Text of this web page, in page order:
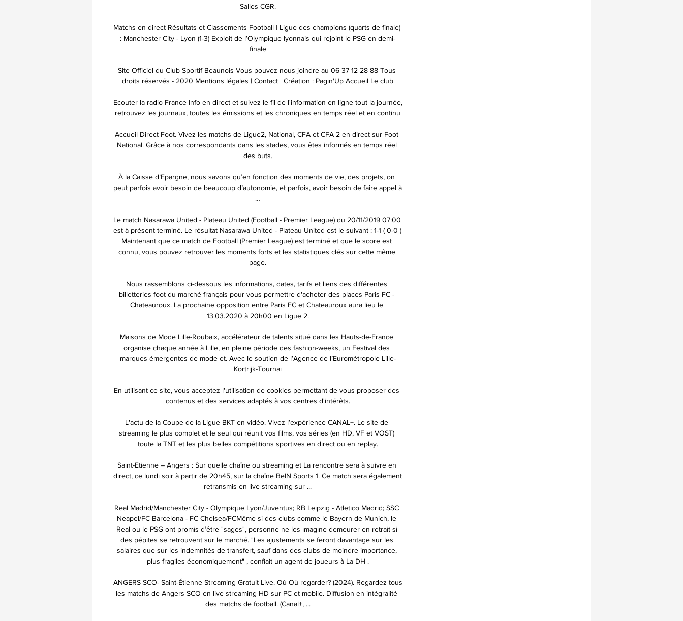
Salles CGR.
Matchs en direct Résultats et Classements Football | Ligue des champions (quarts de finale)
: Manchester City - Lyon (1-3) Exploit de l’Olympique lyonnais qui rejoint le PSG en demi-
finale
Site Officiel du Club Sportif Beaunois Vous pouvez nous joindre au 06 37 12 28 88 Tous
droits réservés - 2020 Mentions légales | Contact | Création : Pagin'Up Accueil Le club
Ecouter la radio France Info en direct et suivez le fil de l'information en ligne tout la journée,
retrouvez les journaux, toutes les émissions et les chroniques en temps réel et en continu
Accueil Direct Foot. Vivez les matchs de Ligue2, National, CFA et CFA 2 en direct sur Foot
National. Grâce à nos correspondants dans les stades, vous êtes informés en temps réel
des buts.
À la Caisse d’Epargne, nous savons qu’en fonction des moments de vie, des projets, on
peut parfois avoir besoin de beaucoup d’autonomie, et parfois, avoir besoin de faire appel à
…
Le match Nasarawa United - Plateau United (Football - Premier League) du 20/11/2019 07:00
est à présent terminé. Le résultat Nasarawa United - Plateau United est le suivant : 1-1 ( 0-0 )
Maintenant que ce match de Football (Premier League) est terminé et que le score est
connu, vous pouvez retrouver les moments forts et les statistiques clés sur cette même
page.
Nous rassemblons ci-dessous les informations, dates, tarifs et liens des différentes
billetteries foot du marché français pour vous permettre d'acheter des places Paris FC -
Chateauroux. La prochaine opposition entre Paris FC et Chateauroux aura lieu le
13.03.2020 à 20h00 en Ligue 2.
Maisons de Mode Lille-Roubaix, accélérateur de talents situé dans les Hauts-de-France
organise chaque année à Lille, en pleine période des fashion-weeks, un Festival des
marques émergentes de mode et. Avec le soutien de l’Agence de l’Eurométropole Lille-
Kortrijk-Tournai
En utilisant ce site, vous acceptez l'utilisation de cookies permettant de vous proposer des
contenus et des services adaptés à vos centres d'intérêts.
L'actu de la Coupe de la Ligue BKT en vidéo. Vivez l’expérience CANAL+. Le site de
streaming le plus complet et le seul qui réunit vos films, vos séries (en HD, VF et VOST)
toute la TNT et les plus belles compétitions sportives en direct ou en replay.
Saint-Etienne – Angers : Sur quelle chaîne ou streaming et La rencontre sera à suivre en
direct, ce lundi soir à partir de 20h45, sur la chaîne BeIN Sports 1. Ce match sera également
retransmis en live streaming sur ...
Real Madrid/Manchester City - Olympique Lyon/Juventus; RB Leipzig - Atletico Madrid; SSC
Neapel/FC Barcelona - FC Chelsea/FCMême si des clubs comme le Bayern de Munich, le
Real ou le PSG ont promis d’être "sages", personne ne les imagine demeurer en retrait si
des pépites se retrouvent sur le marché. "Les ajustements se feront davantage sur les
salaires que sur les indemnités de transfert, sauf dans des clubs de moindre importance,
plus fragiles économiquement" , confiait un agent de joueurs à La DH .
ANGERS SCO- Saint-Étienne Streaming Gratuit Live. Où Où regarder? (2024). Regardez tous
les matchs de Angers SCO en live streaming HD sur PC et mobile. Diffusion en intégralité
des matchs de football. (Canal+, ...